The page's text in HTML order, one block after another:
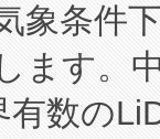
大する
設計・
本にあ
テム（
載プラ
象条件
ます。
数の